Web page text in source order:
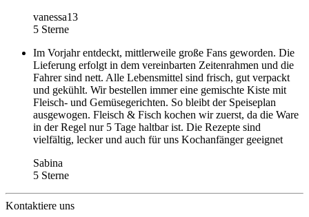
vanessa13
5 Sterne
Im Vorjahr entdeckt, mittlerweile große Fans geworden. Die
Lieferung erfolgt in dem vereinbarten Zeitenrahmen und die
Fahrer sind nett. Alle Lebensmittel sind frisch, gut verpackt
und gekühlt. Wir bestellen immer eine gemischte Kiste mit
Fleisch- und Gemüsegerichten. So bleibt der Speiseplan
ausgewogen. Fleisch & Fisch kochen wir zuerst, da die Ware
in der Regel nur 5 Tage haltbar ist. Die Rezepte sind
vielfältig, lecker und auch für uns Kochanfänger geeignet
Sabina
5 Sterne
Kontaktiere uns